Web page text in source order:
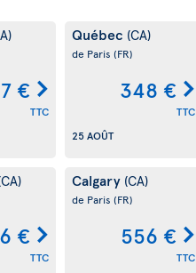
€
TTC
Québec (CA)
de Paris (FR)
348 €
TTC
25 AOÛT
€
TTC
Calgary (CA)
de Paris (FR)
556 €
TTC